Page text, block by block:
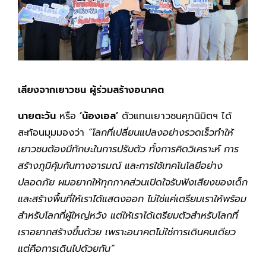
เสียงจากเยาวชน ผู้ร่วมสร้างอนาคต
นายตะวัน หรือ ‘น้องเอส’ ตัวแทนเยาวชนศุภนิมิตฯ ได้
สะท้อนมุมมองว่า “โลกที่เปลี่ยนแปลงอย่างรวดเร็วทำให้
เยาวชนต้องมีทักษะในการปรับตัว ทั้งการคิดวิเคราะห์ การ
สร้างภูมิคุ้มกันทางอารมณ์ และการใช้เทคโนโลยีอย่าง
ปลอดภัย ผมอยากให้ทุกภาคส่วนเปิดใจรับฟังเสียงของเด็ก
และสร้างพื้นที่ให้เราได้แสดงออก ไม่ใช่แค่เตรียมเราให้พร้อม
สำหรับโลกที่ผู้ใหญ่หวัง แต่ให้เราได้เตรียมตัวสำหรับโลกที่
เราอยากสร้างขึ้นด้วย เพราะอนาคตไม่ใช่การเดินคนเดียว
แต่คือการเดินไปด้วยกัน”